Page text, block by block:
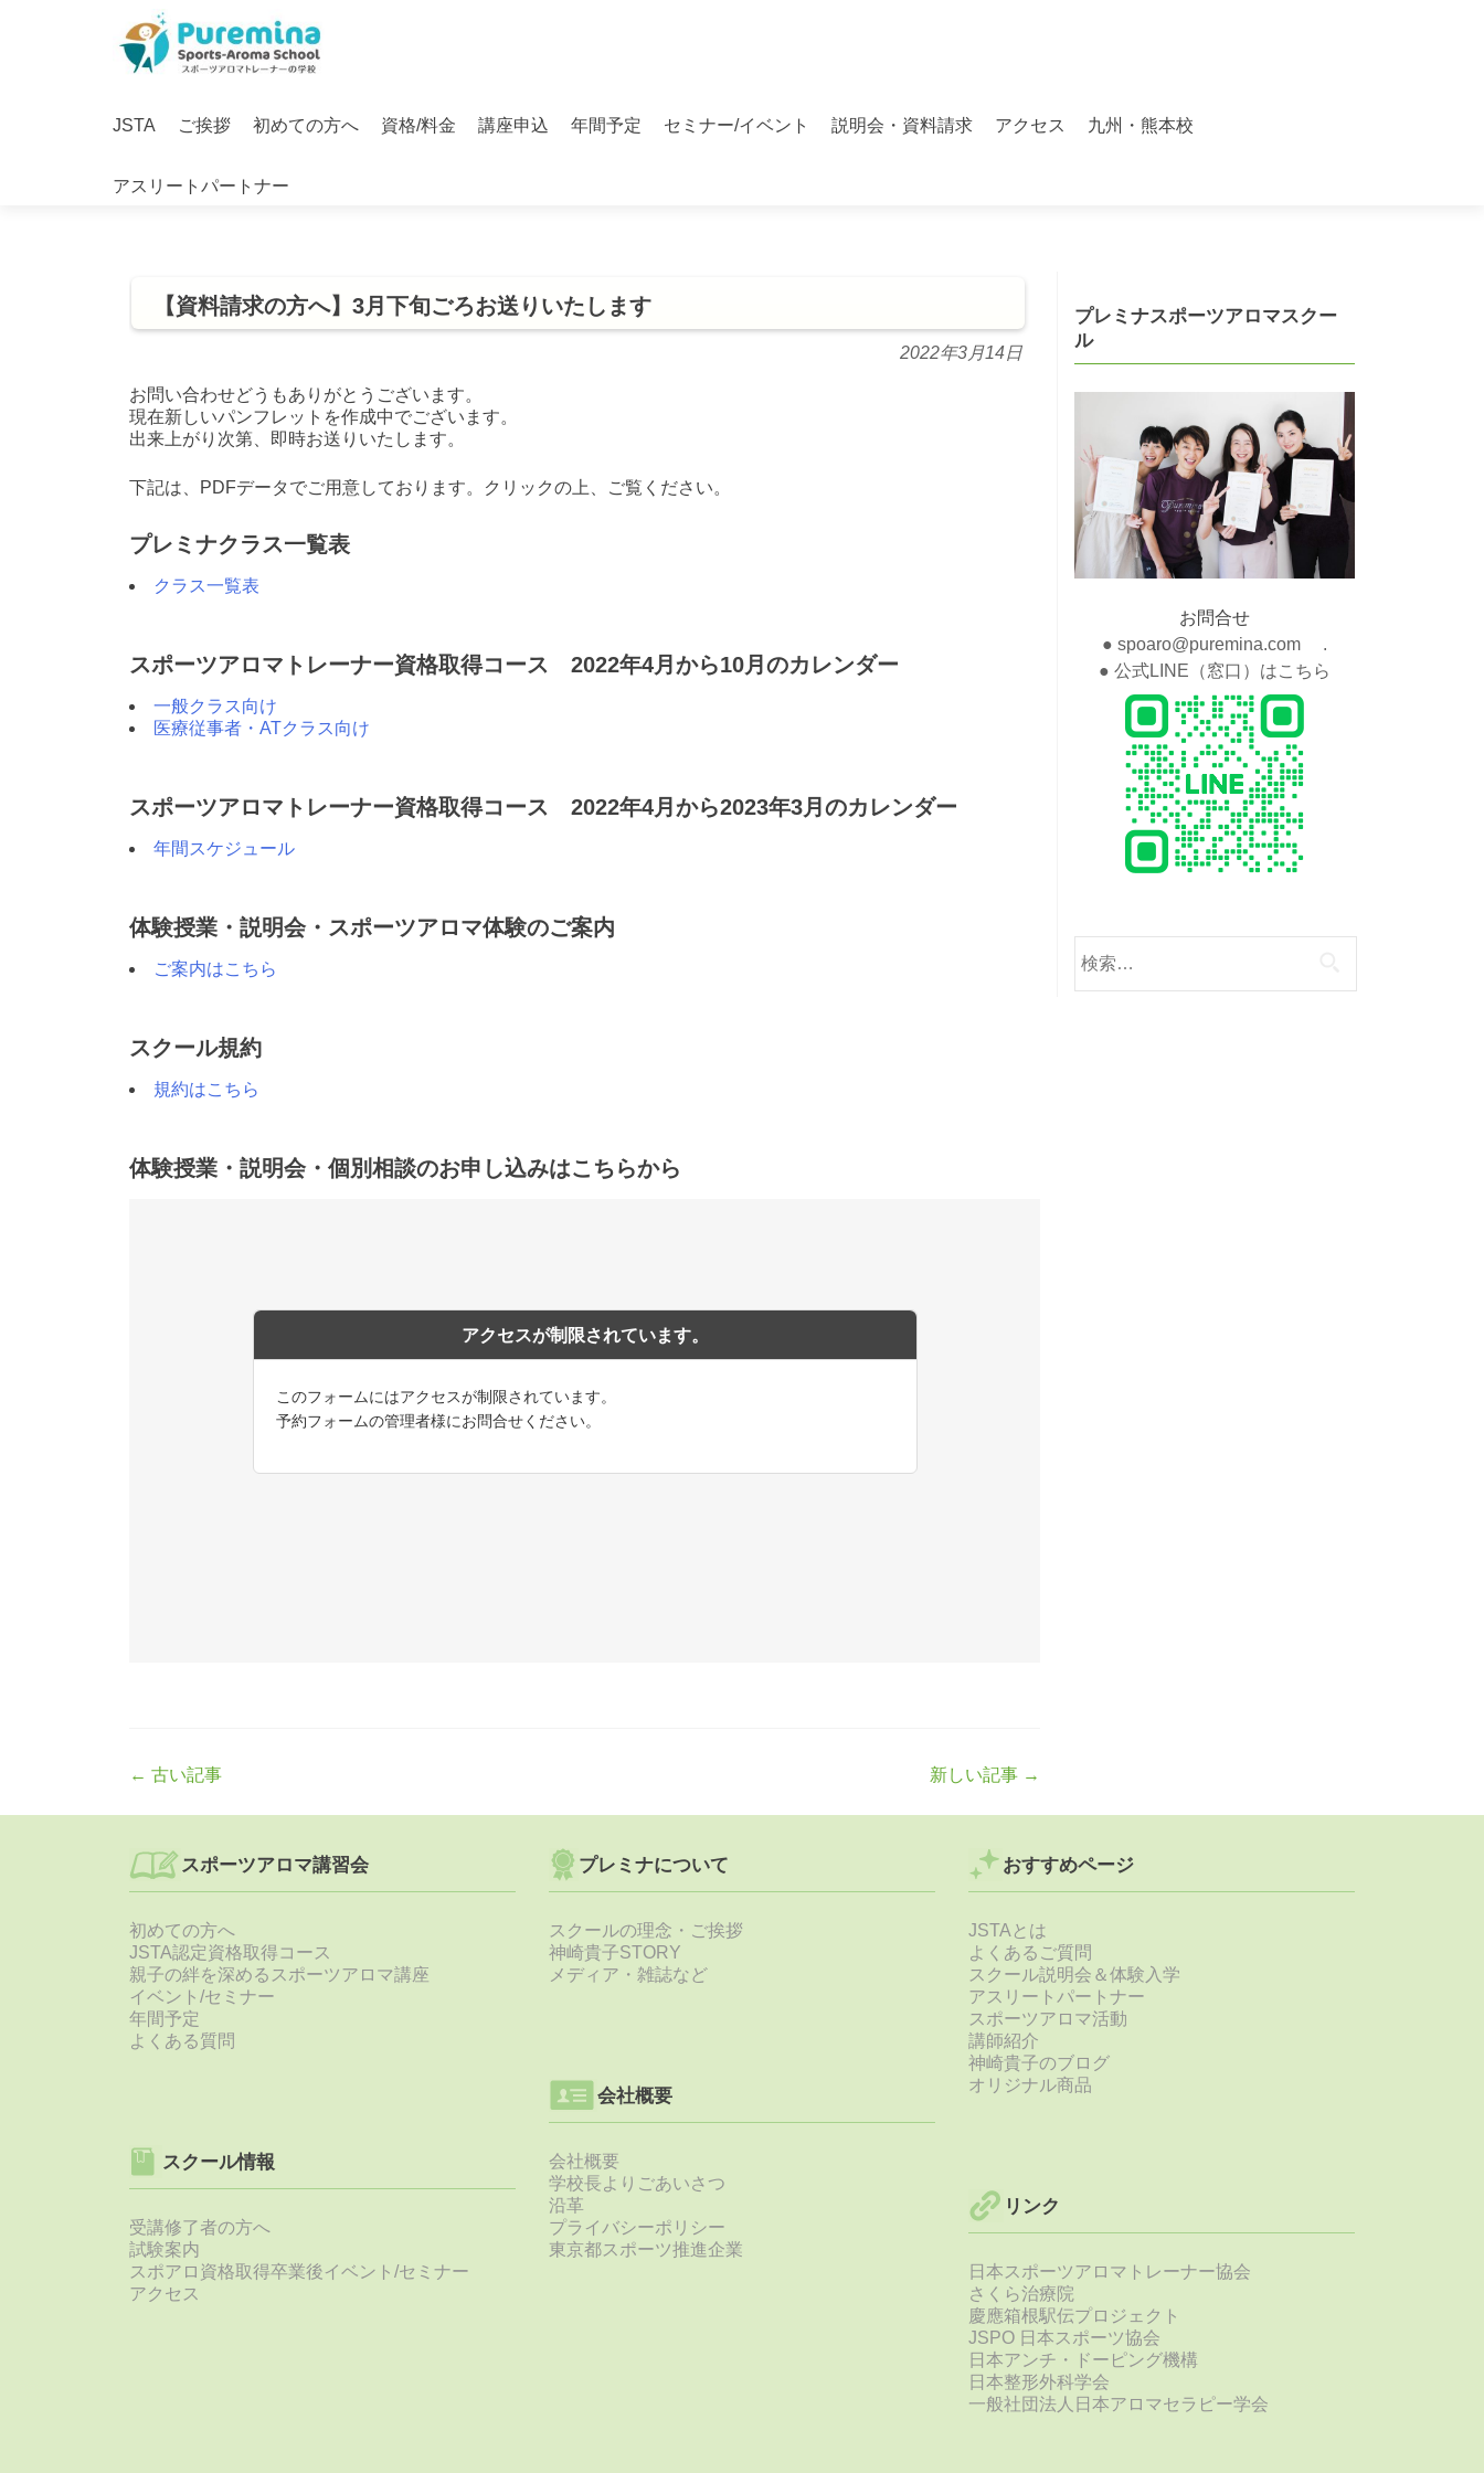
Menu
JSTA ご挨拶 初めての方へ 資格/料金 講座申込 年間予定 セミナー/イベント 説明会・資料請求 アクセス 九州・熊本校
アスリートパートナー
【資料請求の方へ】3月下旬ごろお送りいたします
2022年3月14日
お問い合わせどうもありがとうございます。
現在新しいパンフレットを作成中でございます。
出来上がり次第、即時お送りいたします。
下記は、PDFデータでご用意しております。クリックの上、ご覧ください。
プレミナクラス一覧表
クラス一覧表
スポーツアロマトレーナー資格取得コース 2022年4月から10月のカレンダー
一般クラス向け
医療従事者・ATクラス向け
スポーツアロマトレーナー資格取得コース 2022年4月から2023年3月のカレンダー
年間スケジュール
体験授業・説明会・スポーツアロマ体験のご案内
ご案内はこちら
スクール規約
規約はこちら
体験授業・説明会・個別相談のお申し込みはこちらから
Post
navigation
← 古い記事 新しい記事 →
プレミナスポーツアロマスクー
ル
お問合せ
● spoaro@puremina.com .
● 公式LINE（窓口）はこちら
索:
スポーツアロマ講習会
初めての方へ
JSTA認定資格取得コース
親子の絆を深めるスポーツアロマ講座
イベント/セミナー
年間予定
よくある質問
スクール情報
受講修了者の方へ
試験案内
スポアロ資格取得卒業後イベント/セミナー
アクセス
プレミナについて
スクールの理念・ご挨拶
神崎貴子STORY
メディア・雑誌など
会社概要
会社概要
学校長よりごあいさつ
沿革
プライバシーポリシー
東京都スポーツ推進企業
おすすめページ
JSTAとは
よくあるご質問
スクール説明会＆体験入学
アスリートパートナー
スポーツアロマ活動
講師紹介
神崎貴子のブログ
オリジナル商品
リンク
日本スポーツアロマトレーナー協会
さくら治療院
慶應箱根駅伝プロジェクト
JSPO 日本スポーツ協会
日本アンチ・ドーピング機構
日本整形外科学会
一般社団法人日本アロマセラピー学会